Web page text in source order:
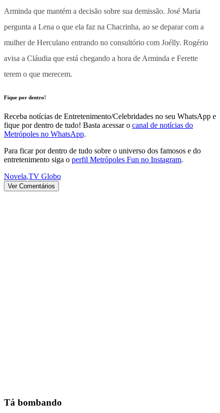
Arminda que mantém a decisão sobre sua demissão. José Maria
pergunta a Lena o que ela faz na Chacrinha, ao se deparar com a
mulher de Herculano entrando no consultório com Joélly. Rogério
avisa a Cláudia que está chegando a hora de Arminda e Ferette
terem o que merecem.
Fique por dentro!
Receba notícias de Entretenimento/Celebridades no seu WhatsApp e
fique por dentro de tudo! Basta acessar o canal de notícias do
Metrópoles no WhatsApp.
Para ficar por dentro de tudo sobre o universo dos famosos e do
entretenimento siga o perfil Metrópoles Fun no Instagram.
Novela,TV Globo
Ver Comentários
Tá bombando